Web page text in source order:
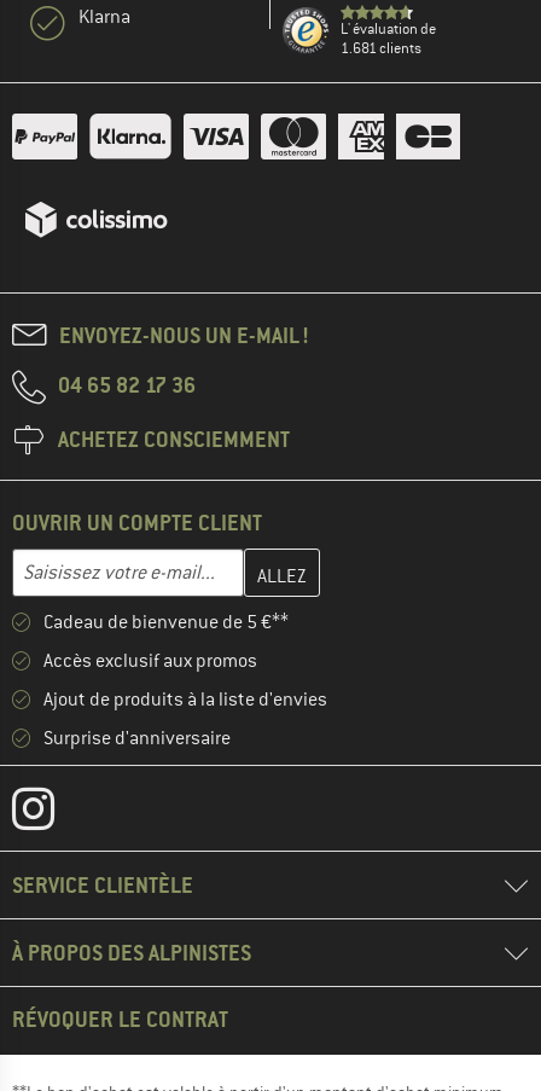
Klarna
L' évaluation de
1.681 clients
ENVOYEZ-NOUS UN E-MAIL !
04 65 82 17 36
ACHETEZ CONSCIEMMENT
OUVRIR UN COMPTE CLIENT
Adresse e-mail
Entrez votre adresse e-mail ici et créez votre compte client à la
Cadeau de bienvenue de 5 €**
Accès exclusif aux promos
Ajout de produits à la liste d'envies
Surprise d'anniversaire
SERVICE CLIENTÈLE
À PROPOS DES ALPINISTES
RÉVOQUER LE CONTRAT